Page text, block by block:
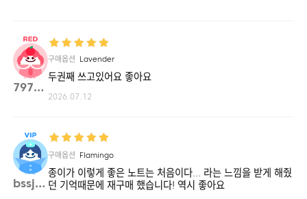
79795**
구매옵션 Lavender
두권째 쓰고있어요 좋아요
2026.07.12
bssj3**
구매옵션 Flamingo
종이가 이렇게 좋은 노트는 처음이다… 라는 느낌을 받게 해줬
던 기억때문에 재구매 했습니다! 역시 좋아요